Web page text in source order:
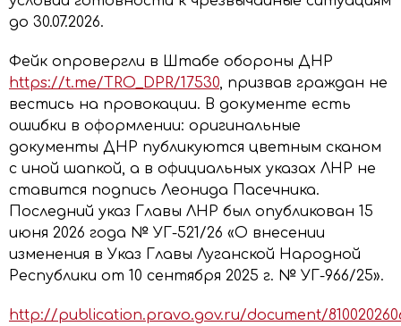
до 30.07.2026.
Фейк опровергли в Штабе обороны ДНР
https://t.me/TRO_DPR/17530 , призвав граждан не
вестись на провокации. В документе есть
ошибки в оформлении: оригинальные
документы ДНР публикуются цветным сканом
с иной шапкой, а в официальных указах ЛНР не
ставится подпись Леонида Пасечника.
Последний указ Главы ЛНР был опубликован 15
июня 2026 года № УГ-521/26 «О внесении
изменения в Указ Главы Луганской Народной
Республики от 10 сентября 2025 г. № УГ-966/25».
http://publication.pravo.gov.ru/document/